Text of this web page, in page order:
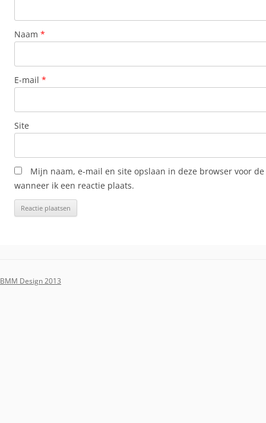
Naam *
E-mail *
Site
Mijn naam, e-mail en site opslaan in deze browser voor
wanneer ik een reactie plaats.
BMM Design 2013